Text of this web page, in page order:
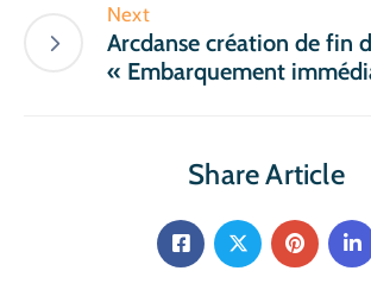
Next
Arcdanse création de fin
« Embarquement
Share Article